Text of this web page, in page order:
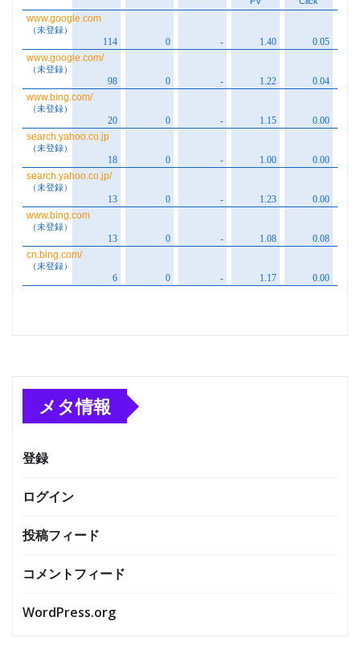
メタ情報
登録
ログイン
投稿フィード
コメントフィード
WordPress.org